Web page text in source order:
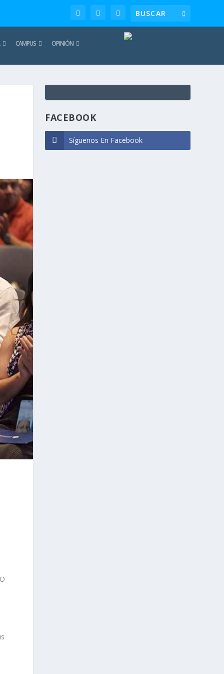
CAMPUS OPINIÓN
FACEBOOK
Síguenos En Facebook